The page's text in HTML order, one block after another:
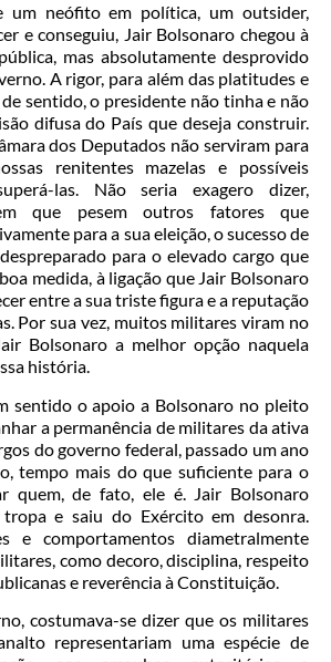
um neófito em política, um outsider,
e conseguiu, Jair Bolsonaro chegou à
mas absolutamente desprovido
A rigor, para além das platitudes e
sentido, o presidente não tinha e não
difusa do País que deseja construir.
dos Deputados não serviram para
renitentes mazelas e possíveis
las. Não seria exagero dizer,
que pesem outros fatores que
para a sua eleição, o sucesso de
para o elevado cargo que
medida, à ligação que Jair Bolsonaro
entre a sua triste figura e a reputação
Por sua vez, muitos militares viram no
Bolsonaro a melhor opção naquela
história.
sentido o apoio a Bolsonaro no pleito
a permanência de militares da ativa
do governo federal, passado um ano
tempo mais do que suficiente para o
quem, de fato, ele é. Jair Bolsonaro
e saiu do Exército em desonra.
e comportamentos diametralmente
como decoro, disciplina, respeito
e reverência à Constituição.
costumava-se dizer que os militares
representariam uma espécie de